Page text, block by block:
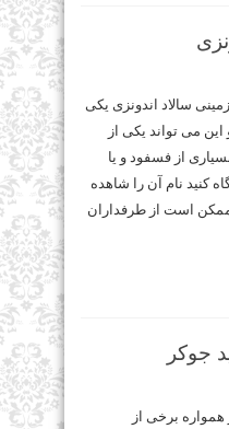
سالاد اندونزی یکی
می تواند یکی از
از فسفود و یا
کنید نام آن را شاهده
ممکن است از طرفداران
جوکر
برخی از